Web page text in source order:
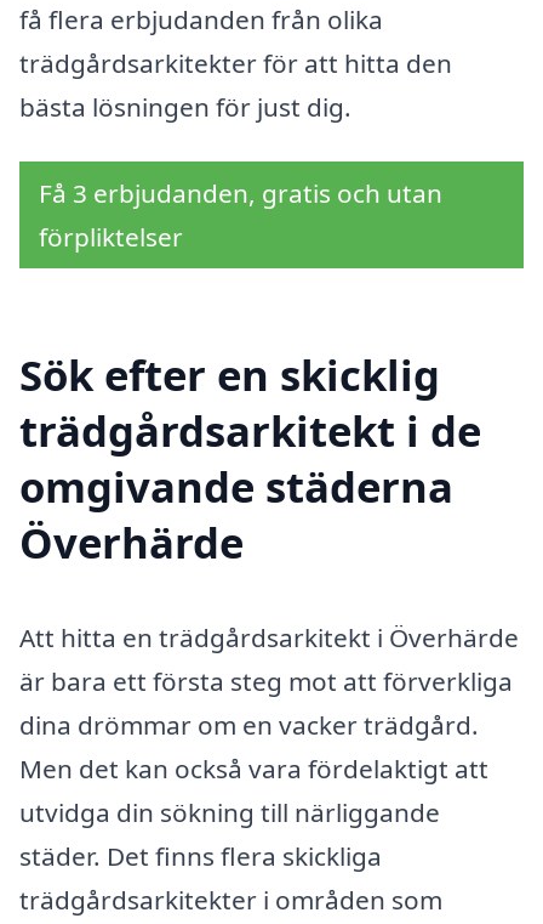
få flera erbjudanden från olika
trädgårdsarkitekter för att hitta den
bästa lösningen för just dig.
Få 3 erbjudanden, gratis och utan
förpliktelser
Sök efter en skicklig
trädgårdsarkitekt i de
omgivande städerna
Överhärde
Att hitta en trädgårdsarkitekt i Överhärde
är bara ett första steg mot att förverkliga
dina drömmar om en vacker trädgård.
Men det kan också vara fördelaktigt att
utvidga din sökning till närliggande
städer. Det finns flera skickliga
trädgårdsarkitekter i områden som